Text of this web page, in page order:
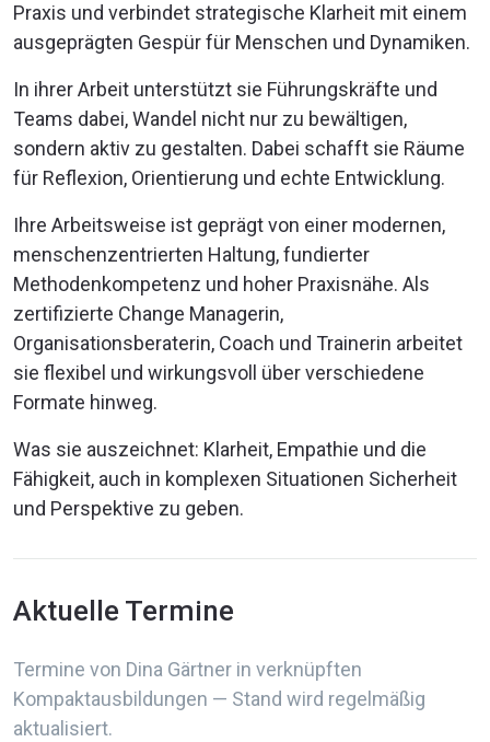
Praxis und verbindet strategische Klarheit mit einem
ausgeprägten Gespür für Menschen und Dynamiken.
In ihrer Arbeit unterstützt sie Führungskräfte und
Teams dabei, Wandel nicht nur zu bewältigen,
sondern aktiv zu gestalten. Dabei schafft sie Räume
für Reflexion, Orientierung und echte Entwicklung.
Ihre Arbeitsweise ist geprägt von einer modernen,
menschenzentrierten Haltung, fundierter
Methodenkompetenz und hoher Praxisnähe. Als
zertifizierte Change Managerin,
Organisationsberaterin, Coach und Trainerin arbeitet
sie flexibel und wirkungsvoll über verschiedene
Formate hinweg.
Was sie auszeichnet: Klarheit, Empathie und die
Fähigkeit, auch in komplexen Situationen Sicherheit
und Perspektive zu geben.
Aktuelle Termine
Termine von Dina Gärtner in verknüpften
Kompaktausbildungen — Stand wird regelmäßig
aktualisiert.